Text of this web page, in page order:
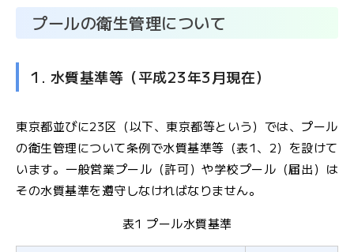
問
合
わ
せ
メ
プールの衛生管理について
1. 水質基準等（平成23年3月現在）
東京都並びに23区（以下、東京都等という）では、プール
の衛生管理について条例で水質基準等（表1、2）を設けて
います。一般営業プール（許可）や学校プール（届出）は
その水質基準を遵守しなければなりません。
表1 プール水質基準